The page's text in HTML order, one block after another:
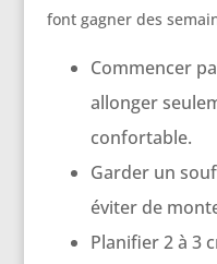
font gagner des
Commencer
allonger
confortable.
Garder un
éviter de
Planifier 2 à 3